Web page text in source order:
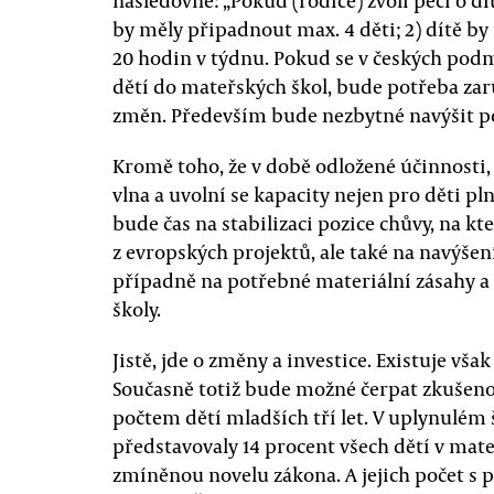
by měly připadnout max. 4 děti; 2) dítě
20 hodin v týdnu. Pokud se v českých
dětí do mateřských škol, bude potřeba
změn. Především bude nezbytné navýšit
Kromě toho, že v době odložené
vlna a uvolní se kapacity nejen pro děti
bude čas na stabilizaci pozice chůvy, na
z evropských projektů, ale také na
případně na potřebné materiální zásahy
školy.
Jistě, jde o změny a investice. Existuje
Současně totiž bude možné čerpat
počtem dětí mladších tří let. V
představovaly 14 procent všech dětí v
zmíněnou novelu zákona. A jejich počet